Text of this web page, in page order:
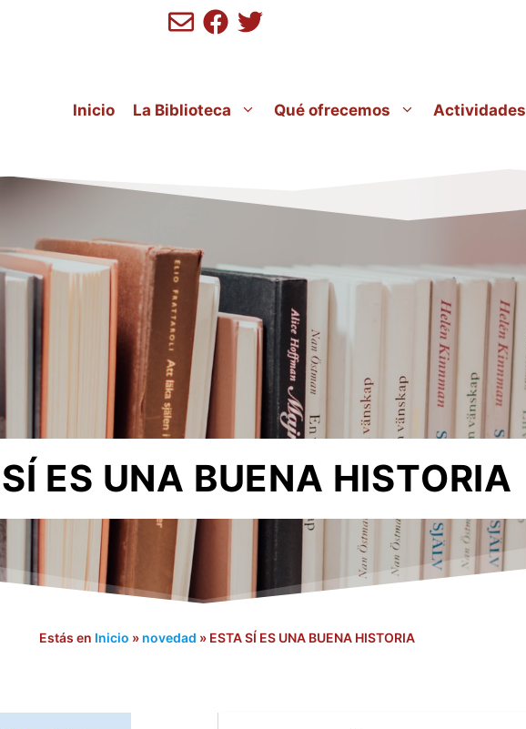
Inicio La Biblioteca Qué ofrecemos Actividades
ES UNA BUENA HISTORIA
Estás en Inicio » novedad » ESTA SÍ ES UNA BUENA HISTORIA